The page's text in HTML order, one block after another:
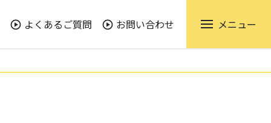
よくあるご質問 お問い合わせ メニュー